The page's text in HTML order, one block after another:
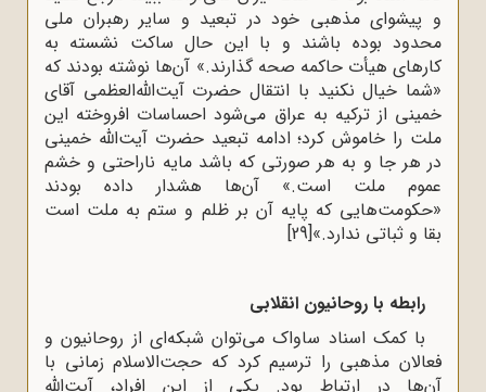
و پیشوای مذهبی خود در تبعید و سایر رهبران ملی
محدود بوده باشند و با این حال ساکت نشسته به
کارهای هیأت حاکمه صحه گذارند.» آن‌ها نوشته بودند که
«شما خیال نکنید با انتقال حضرت آیت‌الله‌العظمی آقای
خمینی از ترکیه به عراق می‌شود احساسات افروخته این
ملت را خاموش کرد؛ ادامه تبعید حضرت آیت‌الله خمینی
در هر جا و به هر صورتی که باشد مایه ناراحتی و خشم
عموم ملت است.» آن‌ها هشدار داده بودند
«حکومت‌هایی که پایه آن بر ظلم و ستم به ملت است
بقا و ثباتی ندارد.»[29]
رابطه با روحانیون انقلابی
با کمک اسناد ساواک می‌توان شبکه‌ای از روحانیون و
فعالان مذهبی را ترسیم کرد که حجت‌الاسلام زمانی با
آن‌ها در ارتباط بود. یکی از این افراد، آیت‌الله